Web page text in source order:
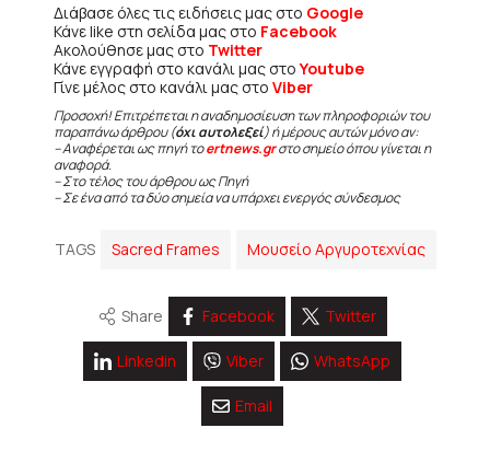
Διάβασε όλες τις ειδήσεις μας στο Google
Κάνε like στη σελίδα μας στο Facebook
Ακολούθησε μας στο Twitter
Κάνε εγγραφή στο κανάλι μας στοYoutube
Γίνε μέλος στο κανάλι μας στο Viber
Προσοχή! Επιτρέπεται η αναδημοσίευση των πληροφοριών του
παραπάνω άρθρου (όχι αυτολεξεί) ή μέρους αυτών μόνο αν:
– Αναφέρεται ως πηγή τοertnews.grστο σημείο όπου γίνεται η
αναφορά.
– Στο τέλος του άρθρου ως Πηγή
– Σε ένα από τα δύο σημεία να υπάρχει ενεργός σύνδεσμος
TAGS Sacred Frames Μουσείο Αργυροτεχνίας
Share Facebook Twitter
Linkedin Viber WhatsApp
Email